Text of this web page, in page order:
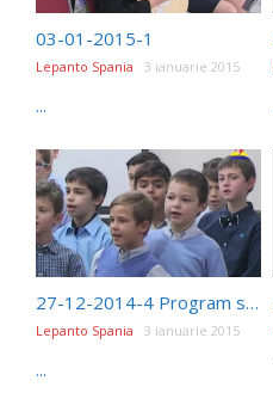
03-01-2015-1
Lepanto Spania 3 ianuarie 2015
...
27-12-2014-4 Program special copii
Lepanto Spania 3 ianuarie 2015
...